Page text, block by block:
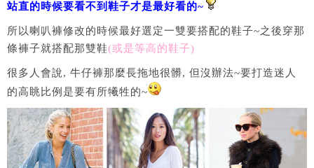
站直的時候要看不到鞋子才是最好看的~
所以喇叭褲修改的時候最好選定一雙要搭配的鞋子~之後穿那
條褲子就搭配那雙鞋(或是等高的鞋子)
很多人會說, 牛仔褲那麼長拖地很髒, 但沒辦法~要打造迷人
的高眺比例是要有所犧牲的~